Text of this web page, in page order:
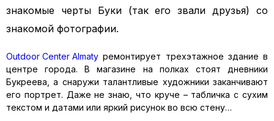
знакомые черты Буки (так его звали друзья) со
знакомой фотографии.
Outdoor Center Almaty ремонтирует трехэтажное здание в
центре города. В магазине на полках стоят дневники
Букреева, а снаружи талантливые художники заканчивают
его портрет. Даже не знаю, что круче – табличка с сухим
текстом и датами или яркий рисунок во всю стену…